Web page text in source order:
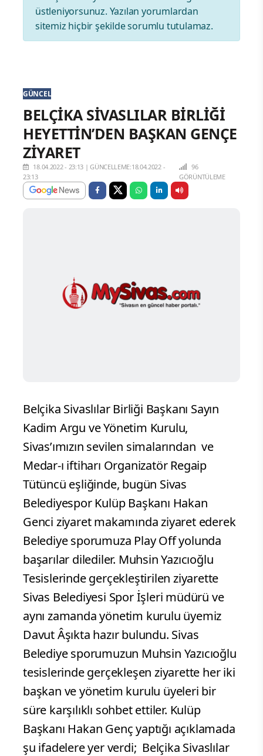
üstleniyorsunuz. Yazılan yorumlardan
sitemiz hiçbir şekilde sorumlu tutulamaz.
GÜNCEL
BELÇİKA SİVASLILAR BİRLİĞİ
HEYETTİN’DEN BAŞKAN GENÇE
ZİYARET
18.04.2022 - 23:13 |GÜNCELLEME:18.04.2022 -
23:13
96
GÖRÜNTÜLEME
Belçika Sivaslılar Birliği Başkanı Sayın
Kadim Argu ve Yönetim Kurulu,
Sivas’ımızın sevilen simalarından ve
Medar-ı iftiharı Organizatör Regaip
Tütüncü eşliğinde, bugün Sivas
Belediyespor Kulüp Başkanı Hakan
Genci ziyaret makamında ziyaret ederek
Belediye sporumuza Play Off yolunda
başarılar dilediler. Muhsin Yazıcıoğlu
Tesislerinde gerçekleştirilen ziyarette
Sivas Belediyesi Spor İşleri müdürü ve
aynı zamanda yönetim kurulu üyemiz
Davut Âşıkta hazır bulundu. Sivas
Belediye sporumuzun Muhsin Yazıcıoğlu
tesislerinde gerçekleşen ziyarette her iki
başkan ve yönetim kurulu üyeleri bir
süre karşılıklı sohbet ettiler. Kulüp
Başkanı Hakan Genç yaptığı açıklamada
şu ifadelere yer verdi; Belçika Sivaslılar